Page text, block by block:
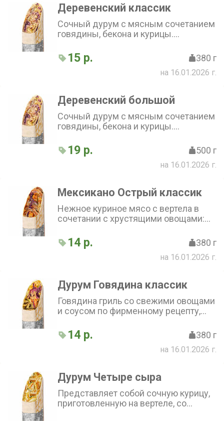
Деревенский классик
Сочный дурум с мясным сочетанием
говядины, бекона и курицы.
сметанным и горчичным соусами,
капустой и маринованным огурчиком
15 р. 380 г
на 16.01.2026 г.
Деревенский большой
Сочный дурум с мясным сочетанием
говядины, бекона и курицы.
сметанным и горчичным соусами,
капустой и маринованным огурчиком
19 р. 500 г
на 16.01.2026 г.
Мексикано Острый классик
Нежное куриное мясо с вертела в
сочетании с хрустящими овощами:
кукурузой. Острый халапеньо
добавляет пикантности, а фирменный
соус завершает вкусовую
тонкий лаваш
14 р. 380 г
на 16.01.2026 г.
Дурум Говядина классик
Говядина гриль со свежими овощами
и соусом по фирменному рецепту,
лаваш14 р. 380 г
на 16.01.2026 г.
Дурум Четыре сыра
Представляет собой сочную курицу,
приготовленную на вертеле, со